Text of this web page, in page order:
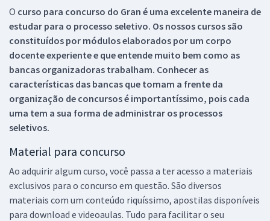
O curso para concurso do Gran é uma excelente maneira de
estudar para o processo seletivo. Os nossos cursos são
constituídos por módulos elaborados por um corpo
docente experiente e que entende muito bem como as
bancas organizadoras trabalham. Conhecer as
características das bancas que tomam a frente da
organização de concursos é importantíssimo, pois cada
uma tem a sua forma de administrar os processos
seletivos.
Material para concurso
Ao adquirir algum curso, você passa a ter acesso a materiais
exclusivos para o concurso em questão. São diversos
materiais com um conteúdo riquíssimo, apostilas disponíveis
para download e videoaulas. Tudo para facilitar o seu